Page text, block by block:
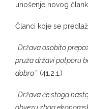
unošenje novog
Članci koje se
“Država osobito
pruža državi potporu
dobro.” (41.2.1.)
“Država će stoga